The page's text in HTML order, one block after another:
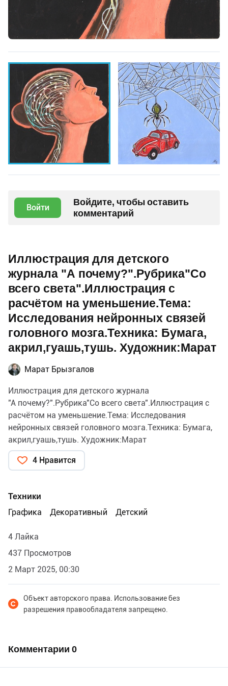
Войти
Войдите, чтобы оставить
комментарий
Иллюстрация для детского
журнала "А почему?".Рубрика"Со
всего света".Иллюстрация с
расчётом на уменьшение.Тема:
Исследования нейронных связей
головного мозга.Техника: Бумага,
акрил,гуашь,тушь. Художник:Марат
Марат Брызгалов
Иллюстрация для детского журнала
"А почему?".Рубрика"Со всего света".Иллюстрация с
расчётом на уменьшение.Тема: Исследования
нейронных связей головного мозга.Техника: Бумага,
акрил,гуашь,тушь. Художник:Марат
4 Нравится
Техники
Графика
Декоративный Детский
4 Лайка
437 Просмотров
2 Март 2025, 00:30
Объект авторского права. Использование без
разрешения правообладателя запрещено.
Комментарии 0